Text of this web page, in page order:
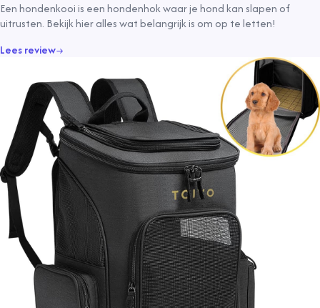
Een hondenkooi is een hondenhok waar je hond kan slapen of
uitrusten. Bekijk hier alles wat belangrijk is om op te letten!
Lees review